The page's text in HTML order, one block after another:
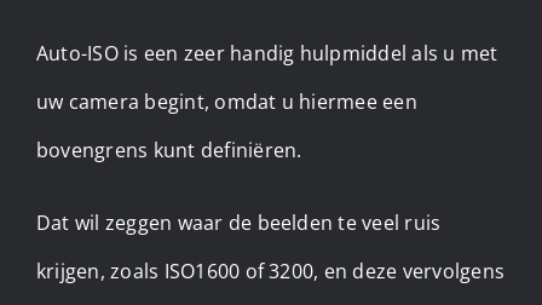
Auto-ISO is een zeer handig hulpmiddel als u met
uw camera begint, omdat u hiermee een
bovengrens kunt definiëren.
Dat wil zeggen waar de beelden te veel ruis
krijgen, zoals ISO1600 of 3200, en deze vervolgens